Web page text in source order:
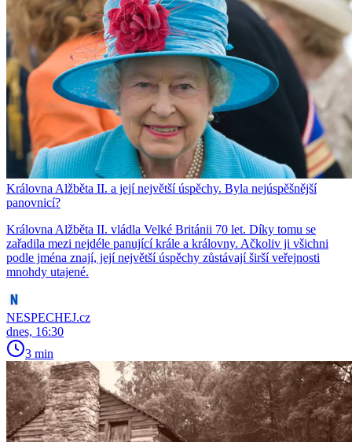
Královna Alžběta II. a její největší úspěchy. Byla nejúspěšnější
panovnicí?
Královna Alžběta II. vládla Velké Británii 70 let. Díky tomu se
zařadila mezi nejdéle panující krále a královny. Ačkoliv ji všichni
podle jména znají, její největší úspěchy zůstávají širší veřejnosti
mnohdy utajené.
NESPECHEJ.cz
dnes, 16:30
3 min